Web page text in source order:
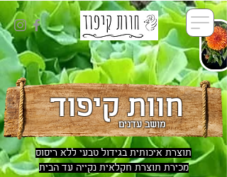
תוצרת איכותית בגידול טבעי ללא ריסוס
מכירת תוצרת חקלאית נקייה עד הבית
חוות קיפוד
מושב עדנים